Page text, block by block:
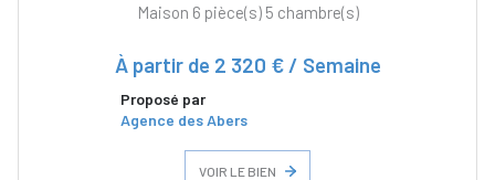
Maison 6 pièce(s) 5 chambre(s)
À partir de 2 320 € / Semaine
Proposé par
Agence des Abers
VOIR LE BIEN